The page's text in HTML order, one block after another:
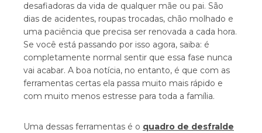
desafiadoras da vida de qualquer mãe ou pai. São
dias de acidentes, roupas trocadas, chão molhado e
uma paciência que precisa ser renovada a cada hora.
Se você está passando por isso agora, saiba: é
completamente normal sentir que essa fase nunca
vai acabar. A boa notícia, no entanto, é que com as
ferramentas certas ela passa muito mais rápido e
com muito menos estresse para toda a família.
Uma dessas ferramentas é o quadro de desfralde